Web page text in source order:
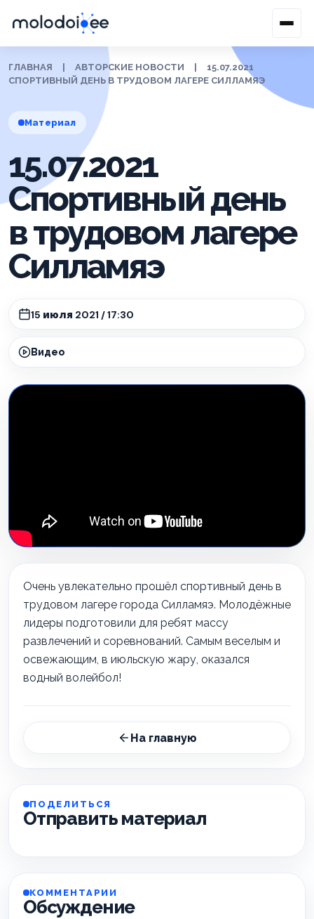
ГЛАВНАЯ АВТОРСКИЕ НОВОСТИ
15.07.2021
СПОРТИВНЫЙ ДЕНЬ В ТРУДОВОМ ЛАГЕРЕ СИЛЛАМЯЭ
Материал
15.07.2021
Спортивный день
в трудовом лагере
Силламяэ
15 июля 2021 / 17:30
Видео
Очень увлекательно прошёл спортивный день в
трудовом лагере города Силламяэ. Молодёжные
лидеры подготовили для ребят массу
развлечений и соревнований. Самым веселым и
освежающим, в июльскую жару, оказался
водный волейбол!
На главную
ПОДЕЛИТЬСЯ
Отправить материал
КОММЕНТАРИИ
Обсуждение